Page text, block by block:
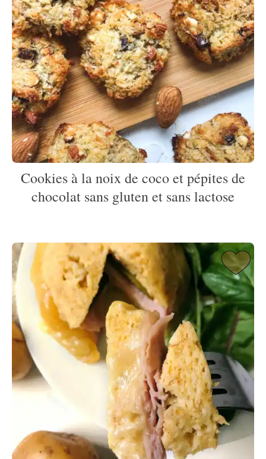
Cookies à la noix de coco et pépites de
chocolat sans gluten et sans lactose